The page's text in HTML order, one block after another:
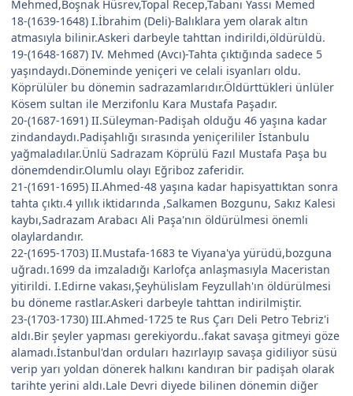
Mehmed,Boşnak Hüsrev,Topal Recep,Tabanı Yassı Memed
18-(1639-1648) I.İbrahim (Deli)-Balıklara yem olarak altın
atmasıyla bilinir.Askeri darbeyle tahttan indirildi,öldürüldü.
19-(1648-1687) IV. Mehmed (Avcı)-Tahta çıktığında sadece 5
yaşındaydı.Döneminde yeniçeri ve celali isyanları oldu.
Köprülüler bu dönemin sadrazamlarıdır.Öldürttükleri ünlüler
Kösem sultan ile Merzifonlu Kara Mustafa Paşadır.
20-(1687-1691) II.Süleyman-Padişah olduğu 46 yaşına kadar
zindandaydı.Padişahlığı sırasında yeniçerililer İstanbulu
yağmaladılar.Ünlü Sadrazam Köprülü Fazıl Mustafa Paşa bu
dönemdendir.Olumlu olayı Eğriboz zaferidir.
21-(1691-1695) II.Ahmed-48 yaşına kadar hapisyattıktan sonra
tahta çıktı.4 yıllık iktidarında ,Salkamen Bozgunu, Sakız Kalesi
kaybı,Sadrazam Arabacı Ali Paşa'nın öldürülmesi önemli
olaylardandır.
22-(1695-1703) II.Mustafa-1683 te Viyana'ya yürüdü,bozguna
uğradı.1699 da imzaladığı Karlofça anlaşmasıyla Maceristan
yitirildi. I.Edirne vakası,Şeyhülislam Feyzullah'ın öldürülmesi
bu döneme rastlar.Askeri darbeyle tahttan indirilmiştir.
23-(1703-1730) III.Ahmed-1725 te Rus Çarı Deli Petro Tebriz'i
aldı.Bir şeyler yapması gerekiyordu..fakat savaşa gitmeyi göze
alamadı.İstanbul'dan orduları hazırlayıp savaşa gidiliyor süsü
verip yarı yoldan dönerek halkını kandıran bir padişah olarak
tarihte yerini aldı.Lale Devri diyede bilinen dönemin diğer